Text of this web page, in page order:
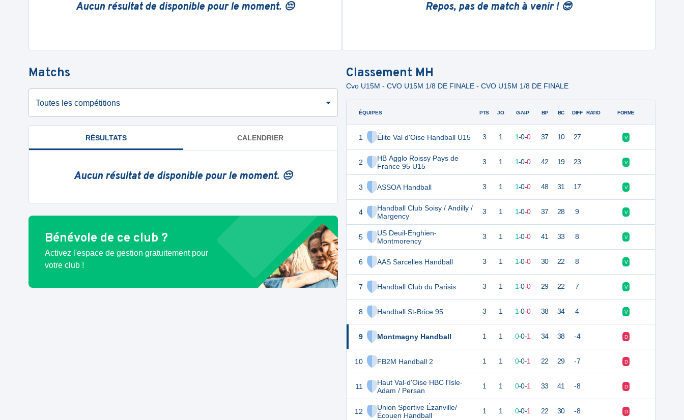
Aucun résultat de disponible pour le moment. 😔 Repos, pas de match à venir ! 😎
Matchs
Toutes les compétitions
RÉSULTATS CALENDRIER
Aucun résultat de disponible pour le moment. 😔
Bénévole de ce club ?
Activez l'espace de gestion gratuitement pour
votre club !
Classement MH
Cvo U15M - CVO U15M 1/8 DE FINALE - CVO U15M 1/8 DE FINALE
ÉQUIPES
1 Élite Val d'Oise Handball U15
2
HB Agglo Roissy Pays de
France 95 U15
3 ASSOA Handball
4
Handball Club Soisy / Andilly /
Margency
5
US Deuil-Enghien-
Montmorency
6 AAS Sarcelles Handball
7 Handball Club du Parisis
8 Handball St-Brice 95
9 Montmagny Handball
10 FB2M Handball 2
11
Haut Val-d'Oise HBC l'Isle-
Adam / Persan
12
Union Sportive Ézanville/
Écouen Handball
PTS JO G-N-P BP BC DIFF RATIO FORME
3 1 1-0-0 37 10 27 V
3 1 1-0-0 42 19 23 V
3 1 1-0-0 48 31 17 V
3 1 1-0-0 37 28 9 V
3 1 1-0-0 41 33 8 V
3 1 1-0-0 30 22 8 V
3 1 1-0-0 29 22 7 V
3 1 1-0-0 38 34 4 V
1 1 0-0-1 34 38 -4 D
1 1 0-0-1 22 29 -7 D
1 1 0-0-1 33 41 -8 D
1 1 0-0-1 22 30 -8 D